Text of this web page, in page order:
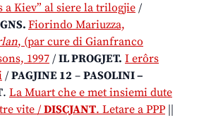
a Kiev” al siere la trilogjie /
Fiorindo Mariuzza,
, (par cure di Gianfranco
1997 / IL PROGJET. I erôrs
/ PAGJINE 12 – PASOLINI –
. La Muart che e met insiemi dute
vite / DISCJANT. Letare a PPP ||